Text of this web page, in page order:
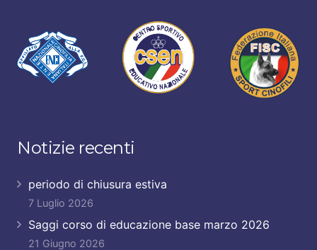
Notizie recenti
periodo di chiusura estiva
7 Luglio 2026
Saggi corso di educazione base marzo 2026
21 Giugno 2026